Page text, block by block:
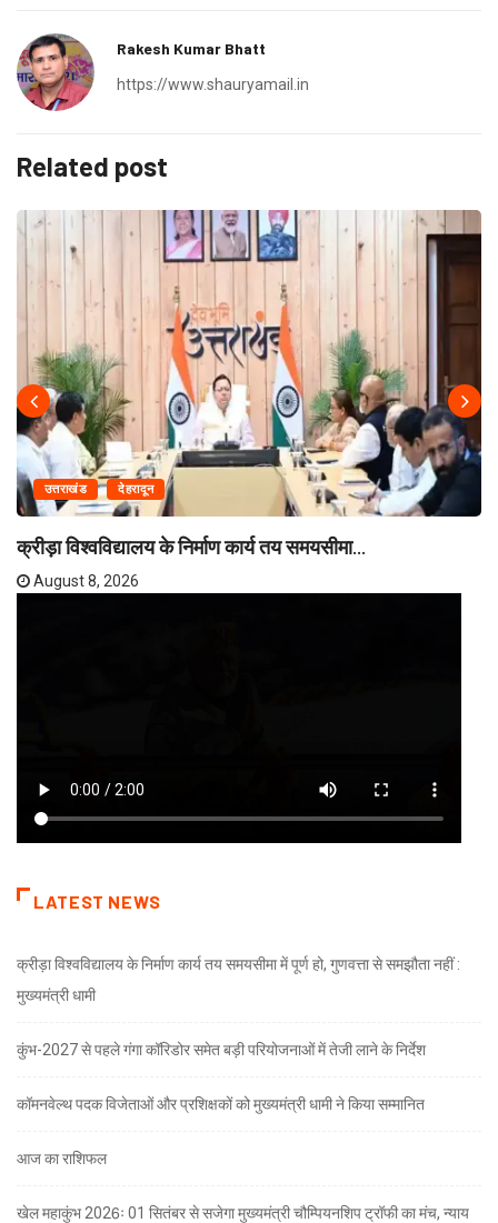
Rakesh Kumar Bhatt
https://www.shauryamail.in
Related post
उत्तराखंड देहरादून
क्रीड़ा विश्वविद्यालय के निर्माण कार्य तय समयसीमा...
August 8, 2026
LATEST NEWS
क्रीड़ा विश्वविद्यालय के निर्माण कार्य तय समयसीमा में पूर्ण हो, गुणवत्ता से समझौता नहीं :
मुख्यमंत्री धामी
कुंभ-2027 से पहले गंगा कॉरिडोर समेत बड़ी परियोजनाओं में तेजी लाने के निर्देश
कॉमनवेल्थ पदक विजेताओं और प्रशिक्षकों को मुख्यमंत्री धामी ने किया सम्मानित
आज का राशिफल
खेल महाकुंभ 2026ः 01 सितंबर से सजेगा मुख्यमंत्री चौम्पियनशिप ट्रॉफी का मंच, न्याय